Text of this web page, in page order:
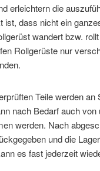
erleichtern die
ist, dass nicht ein
wandert bzw.
Rollgerüste nur
Teile werden
nach Bedarf auch
werden. Nach
und die
es fast jederzeit